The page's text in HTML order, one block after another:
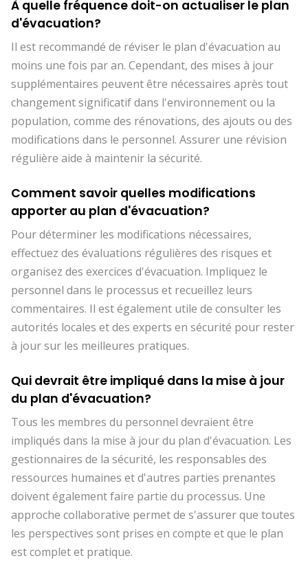
À quelle fréquence doit-on actualiser le plan
d'évacuation?
Il est recommandé de réviser le plan d'évacuation au
moins une fois par an. Cependant, des mises à jour
supplémentaires peuvent être nécessaires après tout
changement significatif dans l'environnement ou la
population, comme des rénovations, des ajouts ou des
modifications dans le personnel. Assurer une révision
régulière aide à maintenir la sécurité.
Comment savoir quelles modifications
apporter au plan d'évacuation?
Pour déterminer les modifications nécessaires,
effectuez des évaluations régulières des risques et
organisez des exercices d'évacuation. Impliquez le
personnel dans le processus et recueillez leurs
commentaires. Il est également utile de consulter les
autorités locales et des experts en sécurité pour rester
à jour sur les meilleures pratiques.
Qui devrait être impliqué dans la mise à jour
du plan d'évacuation?
Tous les membres du personnel devraient être
impliqués dans la mise à jour du plan d'évacuation. Les
gestionnaires de la sécurité, les responsables des
ressources humaines et d'autres parties prenantes
doivent également faire partie du processus. Une
approche collaborative permet de s'assurer que toutes
les perspectives sont prises en compte et que le plan
est complet et pratique.